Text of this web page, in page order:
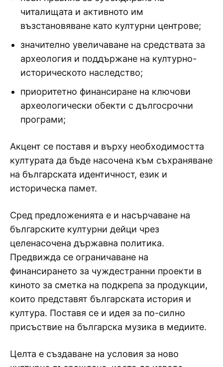
читалищата и активното им
възстановяване като културни центрове;
значително увеличаване на средствата за
археология и поддържане на културно-
историческото наследство;
приоритетно финансиране на ключови
археологически обекти с дългосрочни
програми;
Акцент се поставя и върху необходимостта
културата да бъде насочена към съхраняване
на българската идентичност, език и
историческа памет.
Сред предложенията е и насърчаване на
българските културни дейци чрез
целенасочена държавна политика.
Предвижда се ограничаване на
финансирането за чуждестранни проекти в
киното за сметка на подкрепа за продукции,
които представят българската история и
култура. Поставя се и идея за по-силно
присъствие на българска музика в медиите.
Целта е създаване на условия за ново